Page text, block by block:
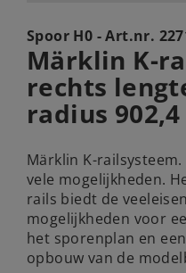
Spoor H0 - Art.nr.
Märklin K-
rechts
radius
Märklin K-
vele mogelijkheden.
rails biedt de
mogelijkheden voor
het sporenplan en
opbouw van de